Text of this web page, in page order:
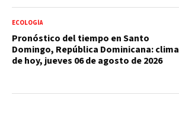
ECOLOGÍA
Pronóstico del tiempo en Santo
Domingo, República Dominicana: clima
de hoy, jueves 06 de agosto de 2026